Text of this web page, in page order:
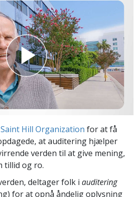
Hill Organization for at få
at auditering hjælper
verden til at give mening,
tillid og ro.
deltager folk i auditering
for at opnå åndelig oplysning